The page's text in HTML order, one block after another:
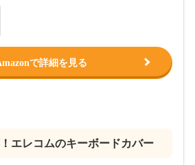
で詳細を見る
エレコムのキーボードカバー